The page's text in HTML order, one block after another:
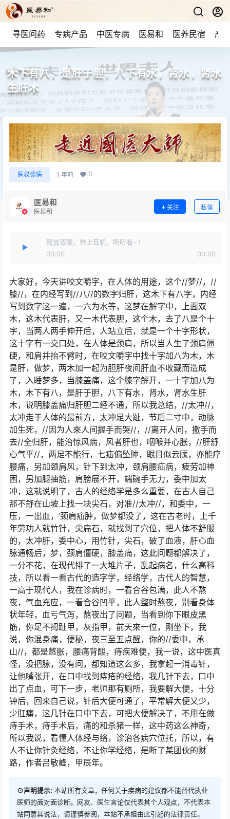
寻医问药 专病产品 中医专病 医易和 医养民宿 产
木下有八，是肝于胆，八下有水，肾水，肾水
生肝木
医易诊病 1 年前 0
医易和
医易和
关注 私信
释放双眼，带上耳机，听听看~！
00:00
00:00
大家好，今天讲咬文嚼字，在人体的用途，这个//梦//，//
膝//，在内经写到//八//的数字归肝，这木下有八字，内经
写到数字这一遍，一六为水等，这梦在解字中，上面双
木，这木代表肝，又一木代表胆，这个木，去了八是个十
字，当两人两手伸开后，人站立后，就是一个十字形状，
这十字有一交口处，在人体是颈肩，所以当人生了颈肩僵
硬，和肩井抬不臂时，在咬文嚼字中找十字加八为木，木
是肝，做梦，两木加一起为胆肝夜间肝血不收藏而造成
了，入睡梦多，当膝盖痛，这个膝字解开，一十字加八为
木，木下有八，是肝于胆，八下有水，肾水，肾水生肝
木，说明膝盖痛归肝胆二经不通，所以我总结，//太冲//，
太冲走于人体的最前方，太冲足大趾，节后二寸中，动脉
加生死，//因为人來人间握手而哭//，//离开人间，撒手而
去//全归肝，能治惊风病，风者肝也，咽喉并心胀，//肝舒
心气平//，两足不能行，七疝偏坠肿，眼目似云朦，亦能疗
腰痛，另加颈肩风，针下到太冲，颈肩腰疝病，疲劳加神
困，另加腿抽筋，肩膀展不开，端碗手无力，委中加太
冲，这就说明了，古人的经络学是多么重要，在古人自己
那不舒在山坡上找一块尖石，对准//太冲//，和委中，一
压，一出血，’颈肩疝肿，做梦都没了，这在古老时，上千
年劳功人就竹针，尖扁石，就找到了穴位，把人体不舒服
的，太冲肝，委中心，用竹针，尖石，破了血液，肝心血
脉通畅后，梦，颈肩僵硬，膝盖痛，这此问题都解决了，
一分不花，在现代排了一大堆片子，乱起病名，什么高科
技，所以看一看古代的造字学，经络学，古代人的智慧，
一高于现代人，我在诊病时，一看合谷包满，此人不熬
夜，气血充应，一看合谷凹平，此人整时熬夜，别看身体
状年轻，血亏气泻，熬夜出了问题，当看到你下眼皮黑
筋，你足不拇趾甲，灰指甲，前天來一位，刚坐下，我
说，你混身痛，便秘，夜三至五点醒，你的//委中，承
山//，都是憋胀，腰痛背酸，痔疾难便，我一说，这中医真
怪，没把脉，没有问，都知道这么多，我拿起一消毒针，
让他嘴张开，在口中找到痔疮的经络，我几针下去，口中
出了点血，可下一步，老师那有厕所，我要解大便，十分
钟后，回来自己说，针后大便可通了，平常解大便又少，
少肛痛，这几针在口中下去，可把大便解决了，不用在做
痔手术，痔手术后，痛的和杀猪一样，这中药这么神奇，
所以我说，看懂人体经与络，诊治各病穴位托，所以，有
人不让你针灸经络，不让你学经络，是断了某团伙的财
路，作者吕敏峰，甲辰年。
⊙声明提示: 本站所有文章，任何关于疾病的建议都不能替代执业
医师的面对面诊断。网友、医生言论仅代表其个人观点，不代表本
站同意其说法，请谨慎参阅，本站不承担由此引起的法律责任。